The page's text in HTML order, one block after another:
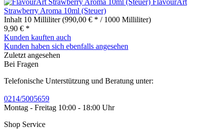
Strawberry Aroma 10ml (Steuer)
Inhalt 10 Milliliter(990,00 € * / 1000 Milliliter)
9,90 € *
Kunden kauften auch
Kunden haben sich ebenfalls angesehen
Zuletzt angesehen
Bei Fragen
Telefonische Unterstützung und Beratung unter:
0214/5005659
Montag - Freitag 10:00 - 18:00 Uhr
Shop Service